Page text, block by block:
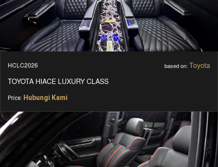
HCLC2026 based on: Toyota
TOYOTA HIACE LUXURY CLASS
Price: Hubungi Kami